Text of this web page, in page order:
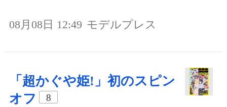
08月08日 12:49 モデルプレス
「超かぐや姫!」初のスピン
オフ
8